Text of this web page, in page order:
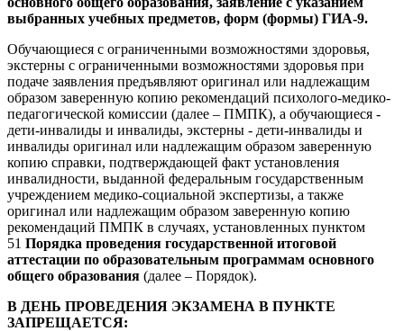
выбранных учебных предметов, форм (формы) ГИА-9.
Обучающиеся с ограниченными возможностями здоровья,
экстерны с ограниченными возможностями здоровья при
подаче заявления предъявляют оригинал или надлежащим
образом заверенную копию рекомендаций психолого-медико-
педагогической комиссии (далее – ПМПК), а обучающиеся -
дети-инвалиды и инвалиды, экстерны - дети-инвалиды и
инвалиды оригинал или надлежащим образом заверенную
копию справки, подтверждающей факт установления
инвалидности, выданной федеральным государственным
учреждением медико-социальной экспертизы, а также
оригинал или надлежащим образом заверенную копию
рекомендаций ПМПК в случаях, установленных пунктом
51 Порядка проведения государственной итоговой
аттестации по образовательным программам основного
общего образования (далее – Порядок).
В ДЕНЬ ПРОВЕДЕНИЯ ЭКЗАМЕНА В ПУНКТЕ
ЗАПРЕЩАЕТСЯ: